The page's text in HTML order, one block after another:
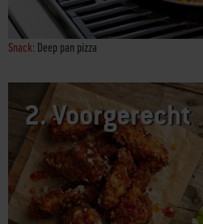
2.Voorgerecht